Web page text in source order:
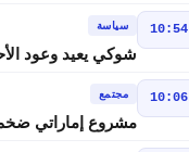
حالة سراح
10:54 سياسة
شوكي يعيد وعود
10:06 مجتمع
مشروع إماراتي